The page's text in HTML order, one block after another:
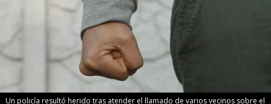
Un policía resultó herido tras atender el llamado de varios vecinos sobre el